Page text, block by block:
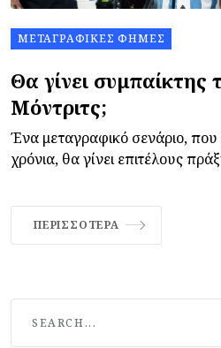
ΜΕΤΑΓΡΑΦΙΚΈΣ ΦΉΜΕΣ
Θα γίνει
Μόντριτς;
Ένα μεταγραφικό σενάριο, που
χρόνια, θα γίνει επιτέλους
ΠΕΡΙΣΣΌΤΕΡΑ